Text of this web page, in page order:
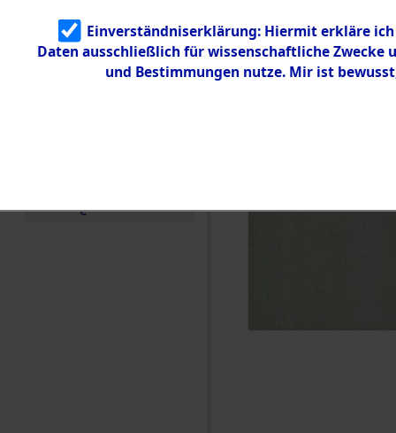
Identifizierun
g
5.3.3
Todesmärsch
e
Einverständniserklärung: Hiermit erkläre
Daten ausschließlich für wissenschaftliche
und Bestimmungen nutze. Mir ist